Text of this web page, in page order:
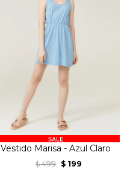
Vestido Marisa - Azul Claro
$ 499 $ 199